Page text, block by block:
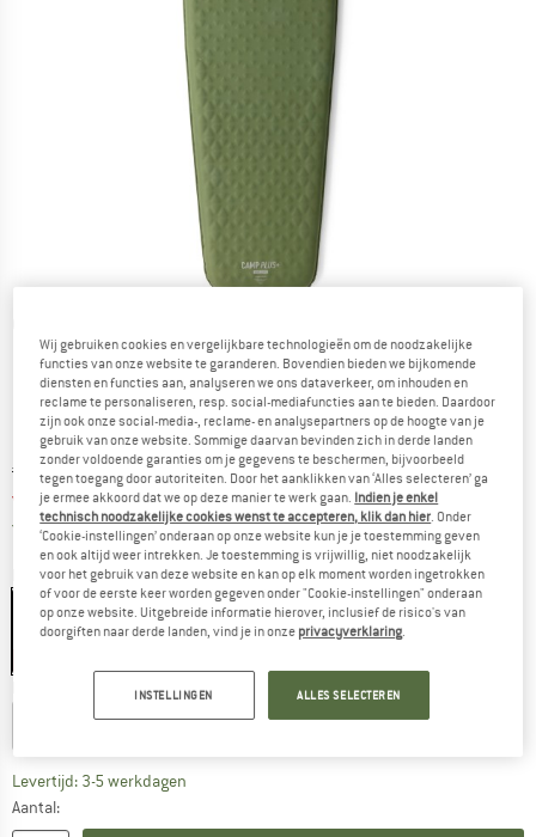
Oorspronkelijke prijs :
€ 99,95
Prijs:
vanaf€84,96 incl. BTW
Gratis verzending(NL)Nederland. Informatie over de
Kleur:Cypress
183 x 56 x 7 cm - Regular 198 x 64 x 7 cm - Large
Levertijd: 3-5 werkdagen
Aantal:
Wij gebruiken cookies en vergelijkbare technologieën om de noodzakelijke
functies van onze website te garanderen. Bovendien bieden we bijkomende
diensten en functies aan, analyseren we ons dataverkeer, om inhouden en
reclame te personaliseren, resp. social-mediafuncties aan te bieden. Daardoor
zijn ook onze social-media-, reclame- en analysepartners op de hoogte van je
gebruik van onze website. Sommige daarvan bevinden zich in derde landen
zonder voldoende garanties om je gegevens te beschermen, bijvoorbeeld
tegen toegang door autoriteiten. Door het aanklikken van ‘Alles selecteren’ ga
je ermee akkoord dat we op deze manier te werk gaan. Indien je enkel
technisch noodzakelijke cookies wenst te accepteren, klik dan hier. Onder
‘Cookie-instellingen’ onderaan op onze website kun je je toestemming geven
en ook altijd weer intrekken. Je toestemming is vrijwillig, niet noodzakelijk
voor het gebruik van deze website en kan op elk moment worden ingetrokken
of voor de eerste keer worden gegeven onder "Cookie-instellingen" onderaan
op onze website. Uitgebreide informatie hierover, inclusief de risico's van
doorgiften naar derde landen, vind je in onze privacyverklaring.
INSTELLINGEN ALLES SELECTEREN